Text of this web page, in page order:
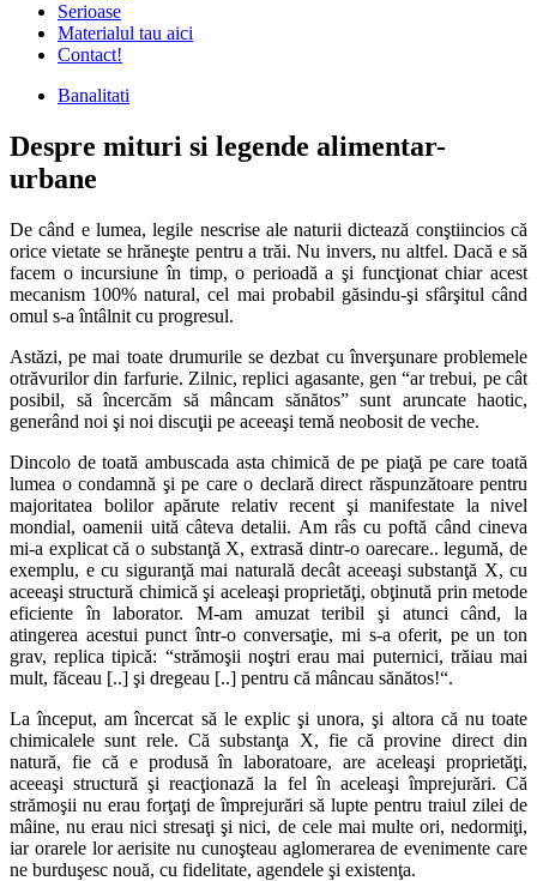
Serioase
Materialul tau aici
Contact!
Banalitati
Despre mituri si legende alimentar-
urbane
De când e lumea, legile nescrise ale naturii dictează conştiincios că
orice vietate se hrăneşte pentru a trăi. Nu invers, nu altfel. Dacă e să
facem o incursiune în timp, o perioadă a şi funcţionat chiar acest
mecanism 100% natural, cel mai probabil găsindu-şi sfârşitul când
omul s-a întâlnit cu progresul.
Astăzi, pe mai toate drumurile se dezbat cu înverşunare problemele
otrăvurilor din farfurie. Zilnic, replici agasante, gen “ar trebui, pe cât
posibil, să încercăm să mâncam sănătos” sunt aruncate haotic,
generând noi şi noi discuţii pe aceeaşi temă neobosit de veche.
Dincolo de toată ambuscada asta chimică de pe piaţă pe care toată
lumea o condamnă şi pe care o declară direct răspunzătoare pentru
majoritatea bolilor apărute relativ recent şi manifestate la nivel
mondial, oamenii uită câteva detalii. Am râs cu poftă când cineva
mi-a explicat că o substanţă X, extrasă dintr-o oarecare.. legumă, de
exemplu, e cu siguranţă mai naturală decât aceeaşi substanţă X, cu
aceeaşi structură chimică şi aceleaşi proprietăţi, obţinută prin metode
eficiente în laborator. M-am amuzat teribil şi atunci când, la
atingerea acestui punct într-o conversaţie, mi s-a oferit, pe un ton
grav, replica tipică: “strămoşii noştri erau mai puternici, trăiau mai
mult, făceau [..] şi dregeau [..] pentru că mâncau sănătos!“.
La început, am încercat să le explic şi unora, şi altora că nu toate
chimicalele sunt rele. Că substanţa X, fie că provine direct din
natură, fie că e produsă în laboratoare, are aceleaşi proprietăţi,
aceeaşi structură şi reacţionază la fel în aceleaşi împrejurări. Că
strămoşii nu erau forţaţi de împrejurări să lupte pentru traiul zilei de
mâine, nu erau nici stresaţi şi nici, de cele mai multe ori, nedormiţi,
iar orarele lor aerisite nu cunoşteau aglomerarea de evenimente care
ne burduşesc nouă, cu fidelitate, agendele şi existenţa.